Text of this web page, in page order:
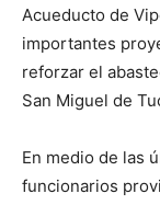
Acueducto de
importantes
reforzar el
San Miguel de
En medio de las
funcionarios